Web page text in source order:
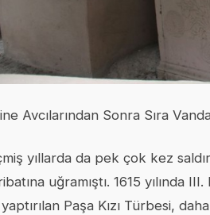
Avcılarından Sonra Sıra
yıllarda da pek çok kez
uğramıştı. 1615 yılında
Paşa Kızı Türbesi,